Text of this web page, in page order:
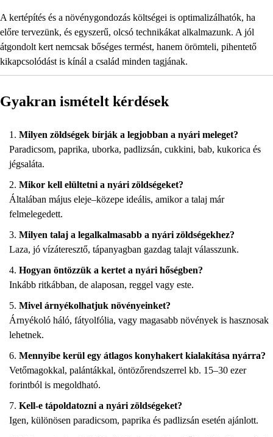
A kertépítés és a növénygondozás költségei is optimalizálhatók, ha
előre tervezünk, és egyszerű, olcsó technikákat alkalmazunk. A jól
átgondolt kert nemcsak bőséges termést, hanem örömteli, pihentető
kikapcsolódást is kínál a család minden tagjának.
Gyakran ismételt kérdések
Milyen zöldségek bírják a legjobban a nyári meleget?
Paradicsom, paprika, uborka, padlizsán, cukkini, bab, kukorica és
jégsaláta.
Mikor kell elültetni a nyári zöldségeket?
Általában május eleje–közepe ideális, amikor a talaj már
felmelegedett.
Milyen talaj a legalkalmasabb a nyári zöldségekhez?
Laza, jó vízáteresztő, tápanyagban gazdag talajt válasszunk.
Hogyan öntözzük a kertet a nyári hőségben?
Inkább ritkábban, de alaposan, reggel vagy este.
Mivel árnyékolhatjuk növényeinket?
Árnyékoló háló, fátyolfólia, vagy magasabb növények is hasznosak
lehetnek.
Mennyibe kerül egy átlagos konyhakert kialakítása nyárra?
Vetőmagokkal, palántákkal, öntözőrendszerrel kb. 15–30 ezer
forintból is megoldható.
Kell-e tápoldatozni a nyári zöldségeket?
Igen, különösen paradicsom, paprika és padlizsán esetén ajánlott.